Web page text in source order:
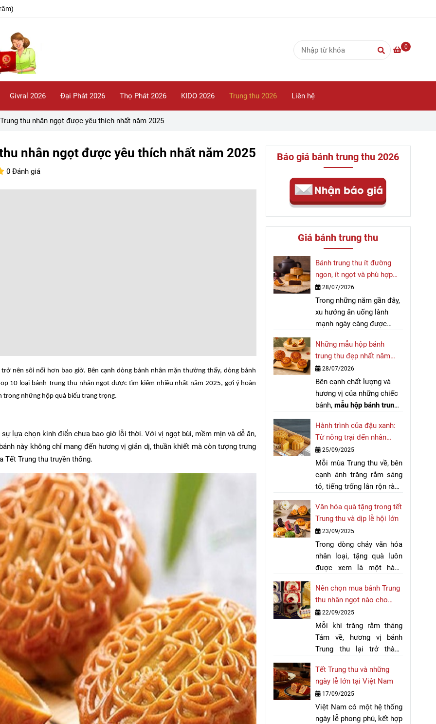
0
Givral 2026 Đại Phát 2026 Thọ Phát 2026 KIDO 2026 Trung thu 2026 Liên hệ
thu nhân ngọt được yêu thích nhất năm 2025
nhân ngọt được yêu thích nhất năm 2025
0 Đánh giá
nên sôi nổi hơn bao giờ. Bên cạnh dòng bánh nhân mặn thường thấy, dòng bánh
10 loại bánh Trung thu nhân ngọt được tìm kiếm nhiều nhất năm 2025, gợi ý hoàn
trong những hộp quà biếu trang trọng.
lựa chọn kinh điển chưa bao giờ lỗi thời. Với vị ngọt bùi, mềm mịn và dễ ăn,
này không chỉ mang đến hương vị giản dị, thuần khiết mà còn tượng trưng
Tết Trung thu truyền thống.
Báo giá bánh trung thu 2026
Giá bánh trung thu
Bánh trung thu ít đường
ngon, ít ngọt và phù hợp
với nhiều đối tượng
28/07/2026
Trong những năm gần đây,
xu hướng ăn uống lành
mạnh ngày càng được
Không chỉ chú trọng đến
thực phẩm hằng ngày,
nhiều người cũng tìm kiếm
bánh trung thu ít đường
có thể thưởng thức hương
vị truyền thống mà vẫn phù
của mình.
Những mẫu hộp bánh
trung thu đẹp nhất năm
2026
28/07/2026
Bên cạnh chất lượng và
hương vị của những chiếc
bánh,mẫu hộp bánh trung
nhiều khách hàng quan
tâm khi lựa chọn quà biếu
trong dịp Tết Trung thu.
Hành trình của đậu xanh:
Từ nông trại đến nhân
bánh Trung thu quốc dân
25/09/2025
Mỗi mùa Trung thu về, bên
cạnh ánh trăng rằm sáng
tỏ, tiếng trống lân rộn ràng
lung linh, bánh Trung thu
vẫn luôn là hương vị trung
tâm của lễ hội. Giữa muôn
vàn loại nhân bánh đa
dạng, bánh Trung thu nhân
đậu xanh từ lâu đã trở
và gần gũi nhất. Từ những
hạt đậu nhỏ bé ngoài đồng
ruộng, qua bàn tay khéo
léo của người thợ, đậu
xanh đã đi vào từng chiếc
bánh, trở thành hương vị
nhiều thế hệ người Việt.
Văn hóa quà tặng trong tết
Trung thu và dịp lễ hội lớn
23/09/2025
Trong dòng chảy văn hóa
nhân loại, tặng quà luôn
được xem là một hành
kết nối, lòng tri ân và tình
cảm chân thành. Mỗi quốc
gia, mỗi nền văn minh đều
có những dịp lễ hội quan
trọng, nơi việc trao tặng
món quà trở thành nghi
viết sau sẽ giúp bạn tìm
hiểu rõ về văn hóa quà
tặng trong những ngày lễ
đặc biệt.
Nên chọn mua bánh Trung
thu nhân ngọt nào cho
mùa trăng rằm 2025?
22/09/2025
Mỗi khi trăng rằm tháng
Tám về, hương vị bánh
Trung thu lại trở thành
trong mâm cỗ đoàn viên.
Bên cạnh bánh nhân mặn,
bánh dẻo hay các phiên
bản hiện đại, dòng bánh
Trung thu nhân ngọt luôn
Tết Trung thu và những
ngày lễ lớn tại Việt Nam
17/09/2025
Việt Nam có một hệ thống
ngày lễ phong phú, kết hợp